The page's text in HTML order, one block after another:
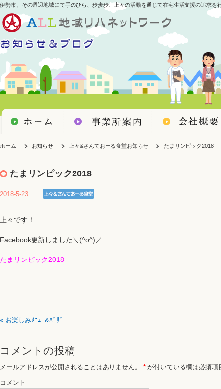
伊勢市、その周辺地域にて手のひら、歩歩歩、上々の活動を通じて在宅生活支援の追求を
ホーム お知らせ 上々&さんておーる食堂お知らせ たまリンピック2018
たまリンピック2018
2018-5-23
上々です！
Facebook更新しました＼(^o^)／
たまリンピック2018
« お楽しみﾒﾆｭｰ&ﾊﾞｻﾞｰ
コメントの投稿
メールアドレスが公開されることはありません。 * が付いている欄は必須項
コメント